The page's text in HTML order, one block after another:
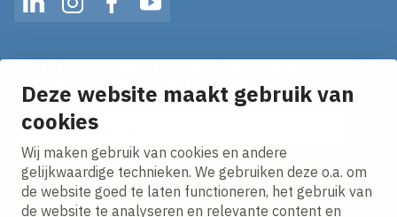
Deze website maakt gebruik van
cookies
Wij maken gebruik van cookies en andere
gelijkwaardige technieken. We gebruiken deze o.a. om
de website goed te laten functioneren, het gebruik van
de website te analyseren en relevante content en
LinkedInInstagramFacebookYouTube
Ontvang onze nieuws alerts in je mailbox!
E-mailadres
Ik ga akkoord met hetprivacy statement.